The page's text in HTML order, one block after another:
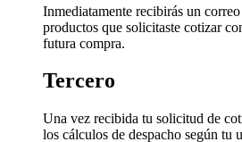
Inmediatamente recibirás un
productos que solicitaste cotizar
futura compra.
Tercero
Una vez recibida tu solicitud de
los cálculos de despacho según tu